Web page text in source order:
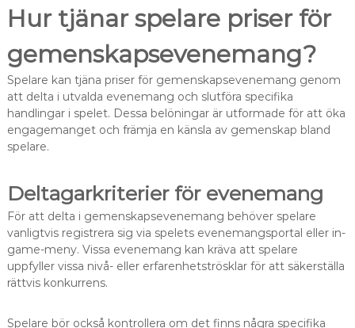
Hur tjänar spelare priser för
gemenskapsevenemang?
Spelare kan tjäna priser för gemenskapsevenemang genom
att delta i utvalda evenemang och slutföra specifika
handlingar i spelet. Dessa belöningar är utformade för att öka
engagemanget och främja en känsla av gemenskap bland
spelare.
Deltagarkriterier för evenemang
För att delta i gemenskapsevenemang behöver spelare
vanligtvis registrera sig via spelets evenemangsportal eller in-
game-meny. Vissa evenemang kan kräva att spelare
uppfyller vissa nivå- eller erfarenhetströsklar för att säkerställa
rättvis konkurrens.
Spelare bör också kontrollera om det finns några specifika